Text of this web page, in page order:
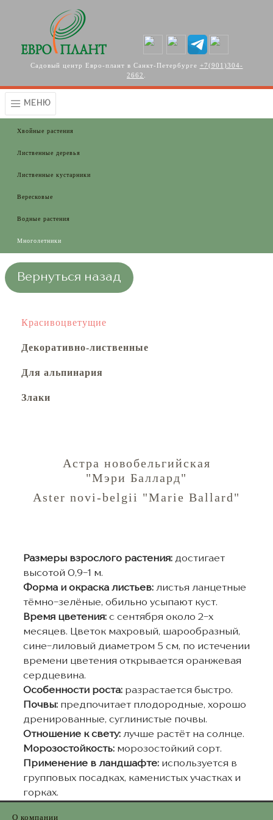
Садовый центр Евро-плант в Санкт-Петербурге +7(901)304-
2662
МЕНЮ
Хвойные растения
Лиственные деревья
Лиственные кустарники
Вересковые
Водные растения
Многолетники
Вернуться назад
Красивоцветущие
Декоративно-лиственные
Для альпинария
Злаки
Астра новобельгийская
"Мэри Баллард"
Aster novi-belgii "Marie Ballard"
Размеры взрослого растения:достигает
высотой 0,9-1 м.
Форма и окраска листьев:листья ланцетные
тёмно-зелёные, обильно усыпают куст.
Время цветения:с сентября около 2-х
месяцев. Цветок махровый, шарообразный,
сине-лиловый диаметром 5 см, по истечении
времени цветения открывается оранжевая
сердцевина.
Особенности роста:разрастается быстро.
Почвы:предпочитает плодородные, хорошо
дренированные, суглинистые почвы.
Отношение к свету:лучше растёт на солнце.
Морозостойкость:морозостойкий сорт.
Применение в ландшафте:используется в
групповых посадках, каменистых участках и
горках.
О компании